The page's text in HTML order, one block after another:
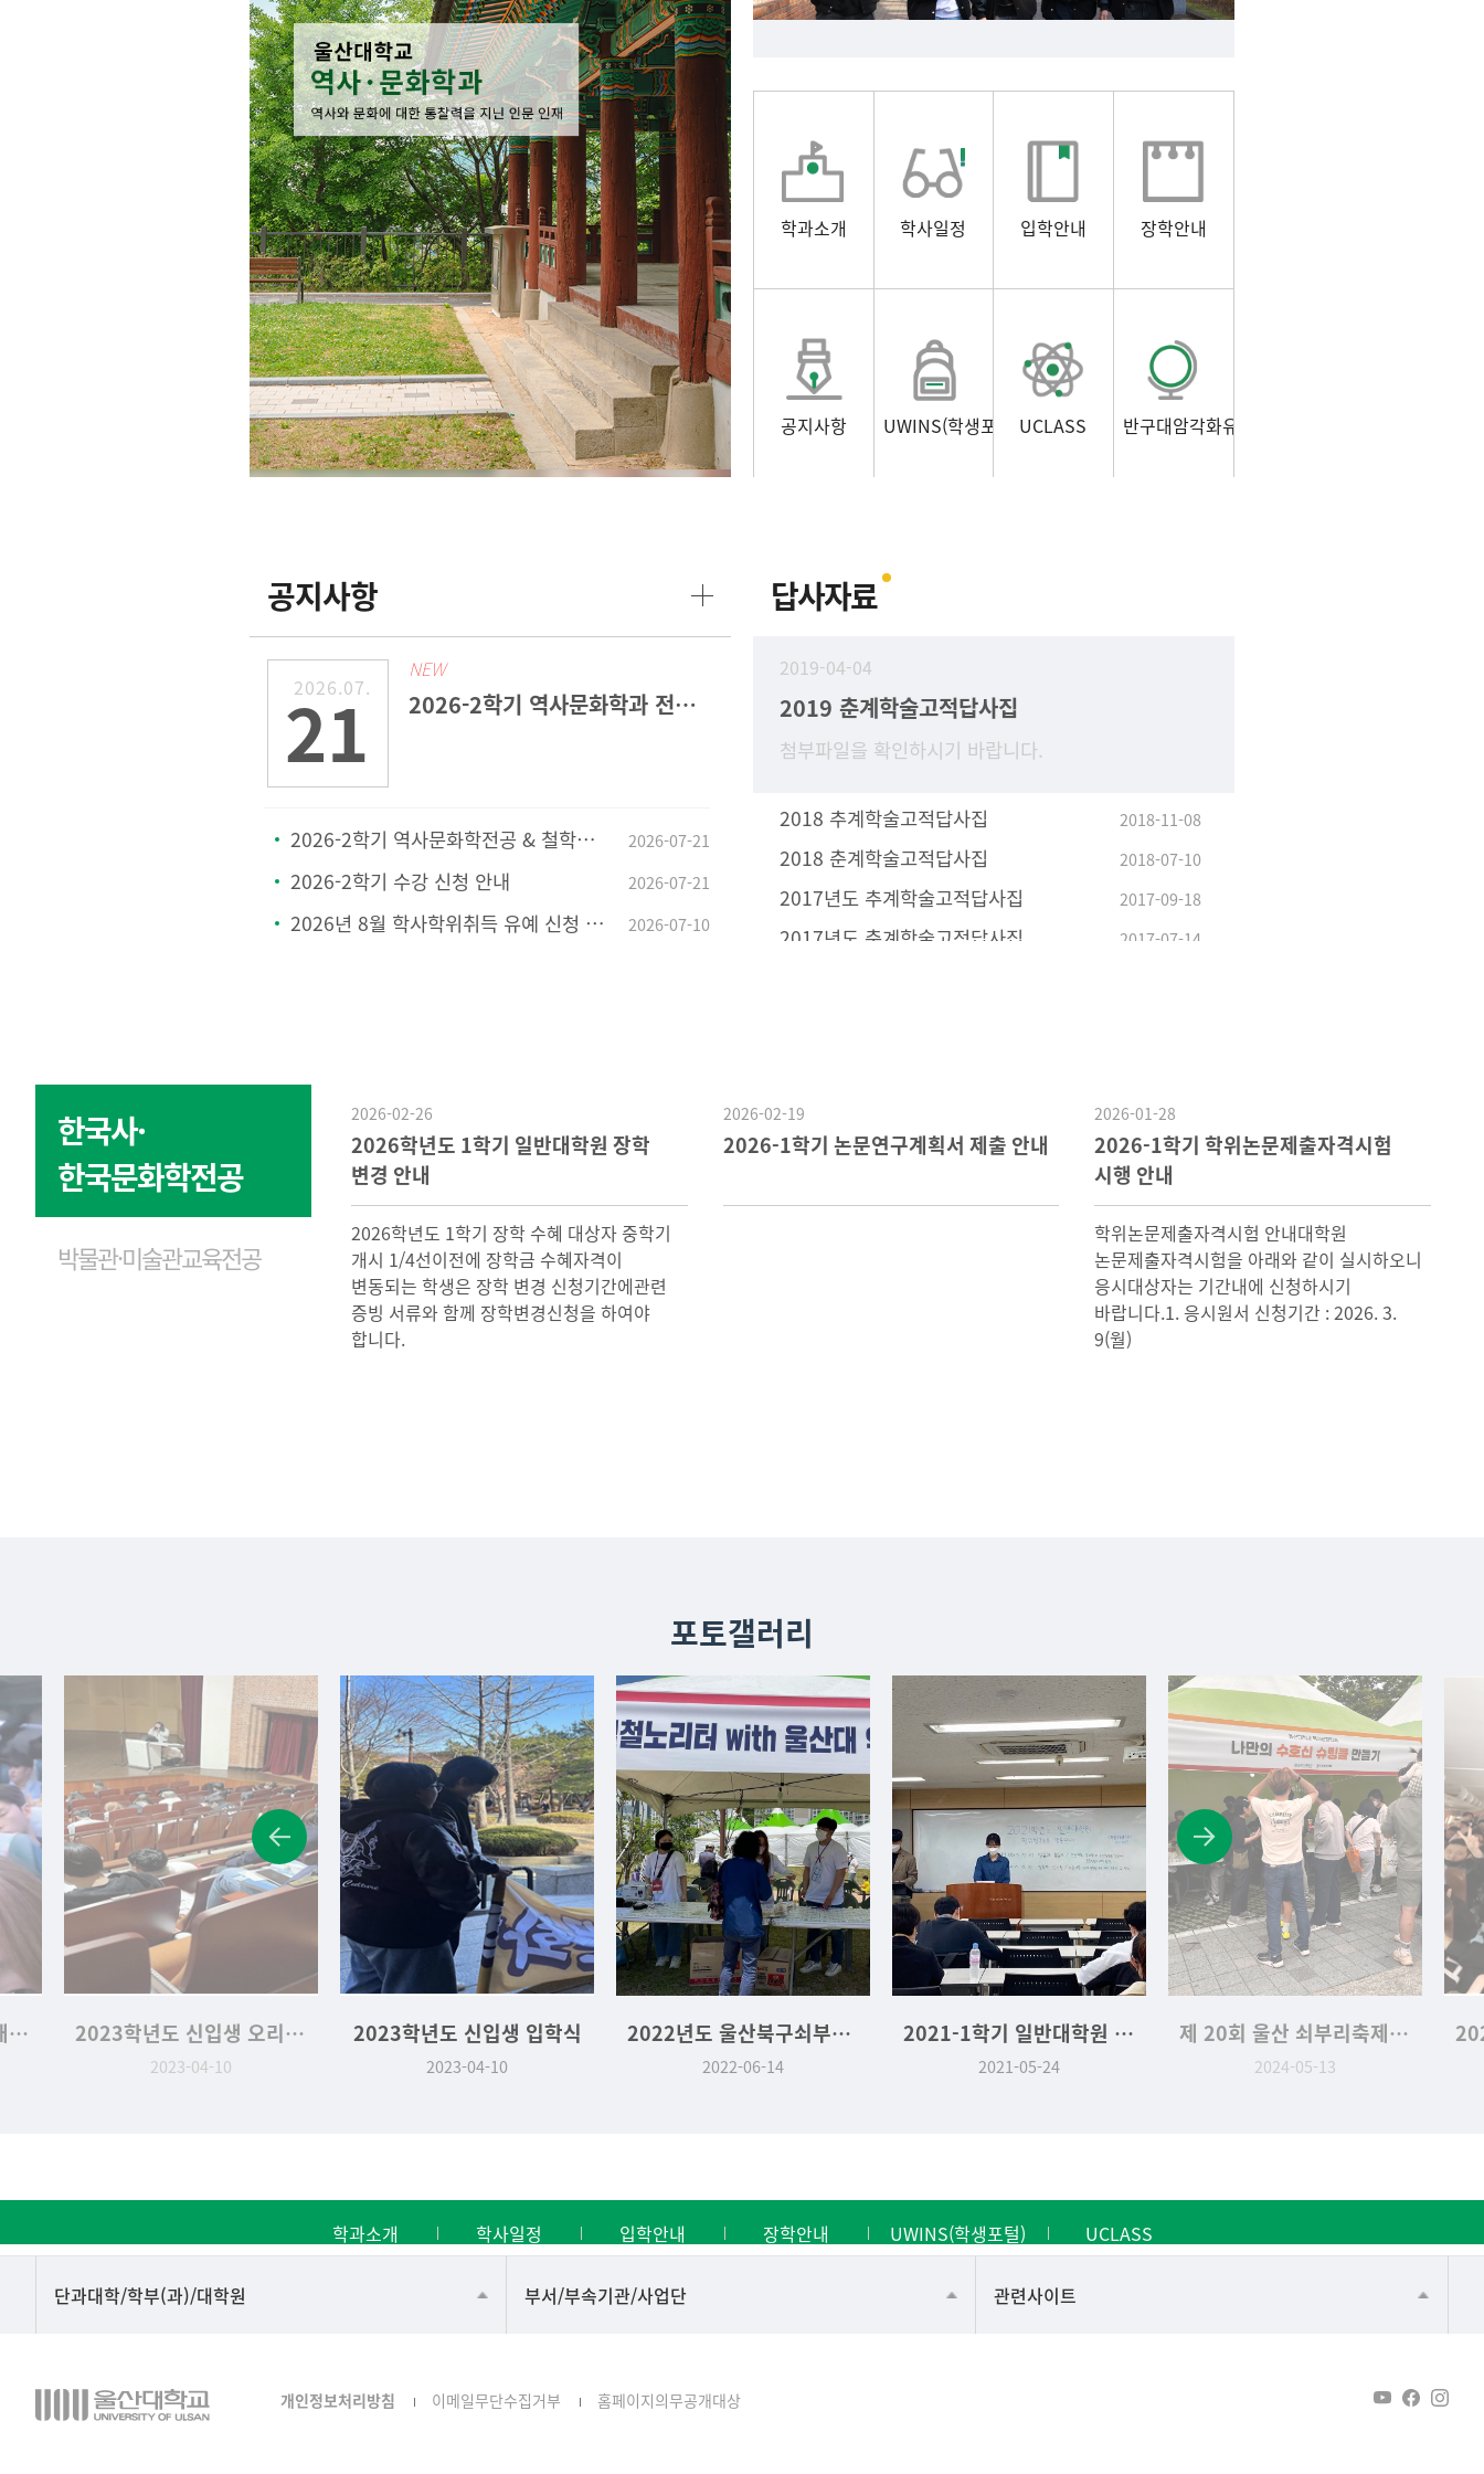
학과소개 학사일정 입학안내 장학안내
공지사항 UWINS(학생포털) UCLASS 반구대암각화유적보존연구소
공지사항
2026.07.
21
NEW
2026-2학기 역사문화학과 전공과목 수강 안내
2026-07-21
2026-2학기 역사문화학전공 & 철학상담학전공 전공공통과목 지정 안내
2026-07-21
2026-2학기 수강 신청 안내
2026-07-10
2026년 8월 학사학위취득 유예 신청 안내
답사자료
2019-04-04
2019 춘계학술고적답사집
첨부파일을 확인하시기 바랍니다.
2018-11-08
2018 추계학술고적답사집
2018-07-10
2018 춘계학술고적답사집
2017-09-18
2017년도 추계학술고적답사집
2017-07-14
2017년도 춘계학술고적답사집
한국사·
한국문화학전공
박물관·미술관교육전공
2026-02-26
2026학년도 1학기 일반대학원 장학
변경 안내
2026학년도 1학기 장학 수혜 대상자 중학기
개시 1/4선이전에 장학금 수혜자격이
변동되는 학생은 장학 변경 신청기간에관련
증빙 서류와 함께 장학변경신청을 하여야
합니다.
2026-02-19
2026-1학기 논문연구계획서 제출 안내
2026-01-28
2026-1학기 학위논문제출자격시험
시행 안내
학위논문제출자격시험 안내대학원
논문제출자격시험을 아래와 같이 실시하오니
응시대상자는 기간내에 신청하시기
바랍니다.1. 응시원서 신청기간 : 2026. 3.
9(월)
포토갤러리
2023학년도 인문대학 새.신.발 행사 2023학년도 신입생 오리엔테이션
2023-04-10
2023학년도 신입생 입학식
2023-04-10
2022년도 울산북구쇠부리축제 기획운영실습 역사문화학과 부스
2022-06-14
2021-1학기 일반대학원 석사학위청구논문 발표
2021-05-24
제 20회 울산 쇠부리축제 역사문화학과 부스 '나만의 수호신 슈링클 만들기'
2024-05-13
학과소개 학사일정 입학안내 장학안내 UWINS(학생포털) UCLASS
단과대학/학부(과)/대학원
▷일본어·일본학과
부서/부속기관/사업단
교무처교직팀
관련사이트
개인정보처리방침 이메일무단수집거부 홈페이지의무공개대상